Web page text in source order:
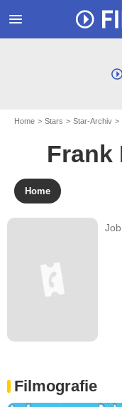
menu
Home Stars Star-Archiv
Frank
Home
Filmografie